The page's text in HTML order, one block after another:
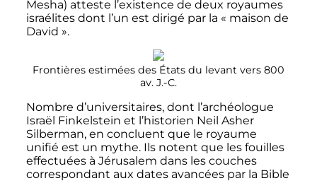
Mesha) atteste l’existence de deux royaumes
israélites dont l’un est dirigé par la « maison de
David ».
Frontières estimées des États du levant vers 800
av. J.-C.
Nombre d’universitaires, dont l’archéologue
Israël Finkelstein et l’historien Neil Asher
Silberman, en concluent que le royaume
unifié est un mythe. Ils notent que les fouilles
effectuées à Jérusalem dans les couches
correspondant aux dates avancées par la Bible